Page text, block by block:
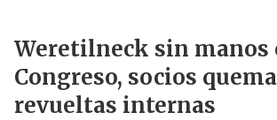
Weretilneck sin manos
Congreso, socios
revueltas internas